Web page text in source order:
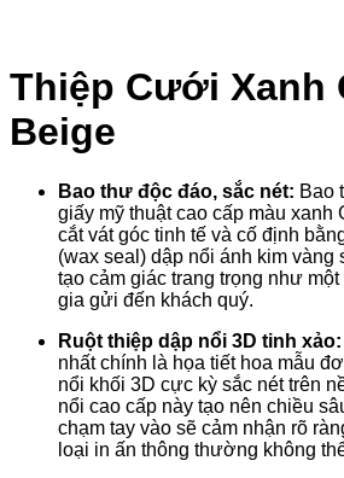
Thiệp Cưới Xanh
Beige
Bao thư độc đáo, sắc nét: Bao
giấy mỹ thuật cao cấp màu xanh
cắt vát góc tinh tế và cố định
(wax seal) dập nổi ánh kim vàng
tạo cảm giác trang trọng như
gia gửi đến khách quý.
Ruột thiệp dập nổi 3D tinh xảo:
nhất chính là họa tiết hoa mẫu
nổi khối 3D cực kỳ sắc nét trên
nổi cao cấp này tạo nên chiều
chạm tay vào sẽ cảm nhận rõ
loại in ấn thông thường không